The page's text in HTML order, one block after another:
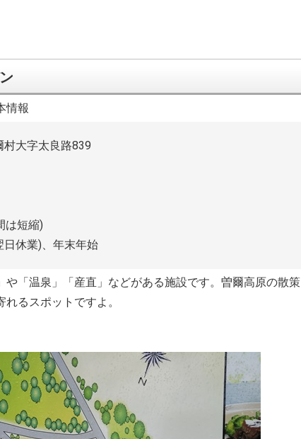
情報
大字太良路839
は短縮)
休業)、年末年始
や「温泉」「産直」などがある施設です。曽爾高原の散策
るスポットですよ。